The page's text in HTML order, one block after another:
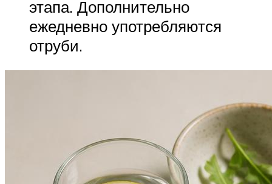
этапа. Дополнительно
ежедневно употребляются
отруби.